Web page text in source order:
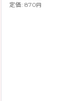
定価: 870円